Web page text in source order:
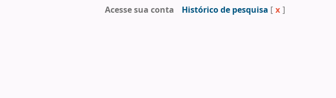
Acesse sua conta Histórico de pesquisa [ x ]